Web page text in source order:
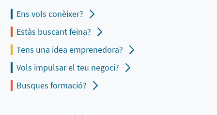
Ens vols conèixer?
Estàs buscant feina?
Tens una idea emprenedora?
Vols impulsar el teu negoci?
Busques formació?